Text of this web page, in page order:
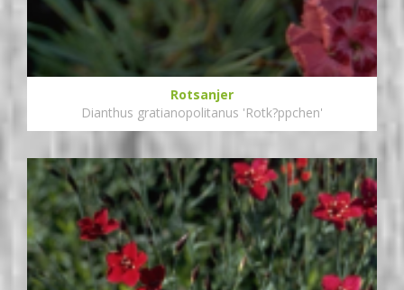
Rotsanjer
Dianthus gratianopolitanus 'Rotk?ppchen'